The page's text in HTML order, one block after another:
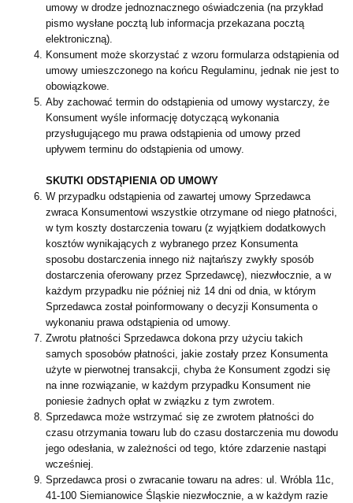
umowy w drodze jednoznacznego oświadczenia (na przykład
pismo wysłane pocztą lub informacja przekazana pocztą
elektroniczną).
Konsument może skorzystać z wzoru formularza odstąpienia od
umowy umieszczonego na końcu Regulaminu, jednak nie jest to
obowiązkowe.
Aby zachować termin do odstąpienia od umowy wystarczy, że
Konsument wyśle informację dotyczącą wykonania
przysługującego mu prawa odstąpienia od umowy przed
upływem terminu do odstąpienia od umowy.
SKUTKI ODSTĄPIENIA OD UMOWY
W przypadku odstąpienia od zawartej umowy Sprzedawca
zwraca Konsumentowi wszystkie otrzymane od niego płatności,
w tym koszty dostarczenia towaru (z wyjątkiem dodatkowych
kosztów wynikających z wybranego przez Konsumenta
sposobu dostarczenia innego niż najtańszy zwykły sposób
dostarczenia oferowany przez Sprzedawcę), niezwłocznie, a w
każdym przypadku nie później niż 14 dni od dnia, w którym
Sprzedawca został poinformowany o decyzji Konsumenta o
wykonaniu prawa odstąpienia od umowy.
Zwrotu płatności Sprzedawca dokona przy użyciu takich
samych sposobów płatności, jakie zostały przez Konsumenta
użyte w pierwotnej transakcji, chyba że Konsument zgodzi się
na inne rozwiązanie, w każdym przypadku Konsument nie
poniesie żadnych opłat w związku z tym zwrotem.
Sprzedawca może wstrzymać się ze zwrotem płatności do
czasu otrzymania towaru lub do czasu dostarczenia mu dowodu
jego odesłania, w zależności od tego, które zdarzenie nastąpi
wcześniej.
Sprzedawca prosi o zwracanie towaru na adres: ul. Wróbla 11c,
41-100 Siemianowice Śląskie niezwłocznie, a w każdym razie